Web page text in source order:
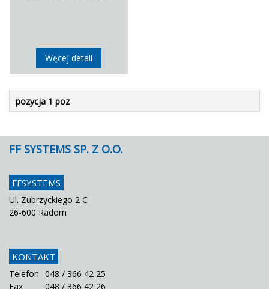
Węcej detali
pozycja 1 poz
FF SYSTEMS SP. Z O.O.
FFSYSTEMS
Ul. Zubrzyckiego 2 C
26-600 Radom
KONTAKT
Telefon 048 / 366 42 25
Fax
048 / 366 42 26